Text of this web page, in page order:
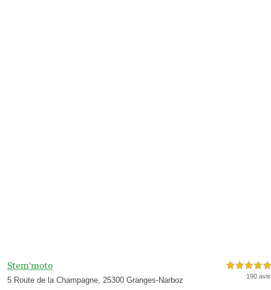
Stem'moto
5 Route de la Champagne, 25300 Granges-Narboz
5,0 étoiles sur 5
190 avis